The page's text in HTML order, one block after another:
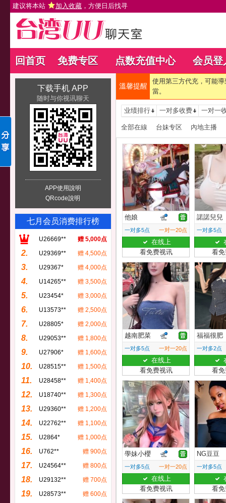
建议将本站 加入收藏 ，方便日后找寻
回首页 免费专区 点数充值中心 会员登
下载手机 APP
随时与你视讯聊天
APP使用說明
QRcode說明
七月会员消费排行榜
U26669** 赠 5,000点
2. U29369** 赠 4,500点
3. U29367* 赠 4,000点
4. U14265** 赠 3,500点
5. U23454* 赠 3,000点
6. U13573** 赠 2,500点
7. U28805* 赠 2,000点
8. U29053** 赠 1,800点
9. U27906* 赠 1,600点
10. U28515** 赠 1,500点
11. U28458** 赠 1,400点
12. U18740** 赠 1,300点
13. U29360** 赠 1,200点
14. U22762** 赠 1,100点
15. U2864* 赠 1,000点
16. U762** 赠 900点
17. U24564** 赠 800点
18. U29132** 赠 700点
19. U28573** 赠 600点
溫馨提醒
使用第三方代充，可能
當。
业绩排行 一对多收费 一对一
全部在線 台妹专区 內地主播
他娘
一对多5点 一对一20点
在线上
看免费视讯
諾諾兒兒
一对多5点
看
越南肥菜
一对多5点 一对一20点
在线上
看免费视讯
福福很肥
一对多2点
看
學妹小櫻
一对多5点 一对一20点
在线上
看免费视讯
NG豆豆
一对多5点
看